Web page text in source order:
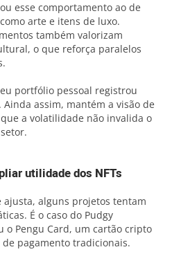
esse comportamento ao de
arte e itens de luxo.
também valorizam
o que reforça paralelos
portfólio pessoal registrou
assim, mantém a visão de
a volatilidade não invalida o
utilidade dos NFTs
ajusta, alguns projetos tentam
É o caso do Pudgy
o Pengu Card, um cartão cripto
pagamento tradicionais.